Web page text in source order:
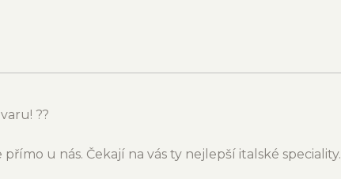
??
u nás. Čekají na vás ty nejlepší italské speciality.